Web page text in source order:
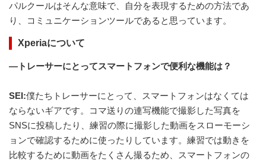
パルクールはそんな意味で、自分を表現するための方法であ
り、コミュニケーションツールであると思っています。
Xperiaについて
―トレーサーにとってスマートフォンで便利な機能は？
SEI:僕たちトレーサーにとって、スマートフォンはなくては
ならないギアです。コマ送りの連写機能で撮影した写真を
SNSに投稿したり、練習の際に撮影した動画をスローモーシ
ョンで確認するために使ったりしています。練習では動きを
比較するために動画をたくさん撮るため、スマートフォンの